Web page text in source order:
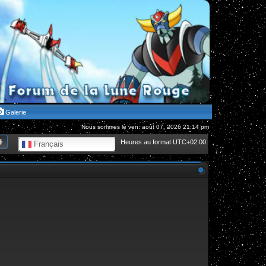
Galerie
Nous sommes le ven. août 07, 2026 21:14 pm
Heures au format UTC+02:00
Français
Recherche avancée